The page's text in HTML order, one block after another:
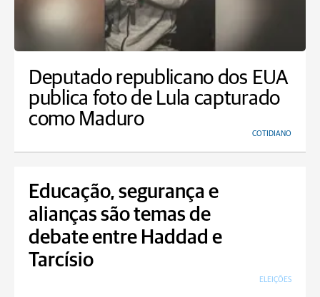
Deputado republicano dos EUA
publica foto de Lula capturado
como Maduro
COTIDIANO
Educação, segurança e
alianças são temas de
debate entre Haddad e
Tarcísio
ELEIÇÕES